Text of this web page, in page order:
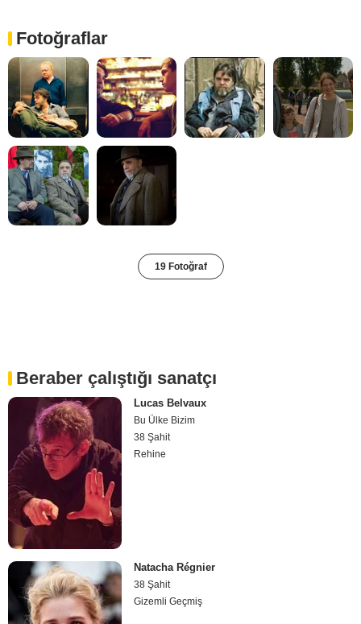
Fotoğraflar
19 Fotoğraf
Beraber çalıştığı sanatçı
Lucas Belvaux
Bu Ülke Bizim
38 Şahit
Rehine
Natacha Régnier
38 Şahit
Gizemli Geçmiş